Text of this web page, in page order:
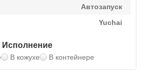
Автозапуск
Yuchai
Исполнение
В кожухе В контейнере